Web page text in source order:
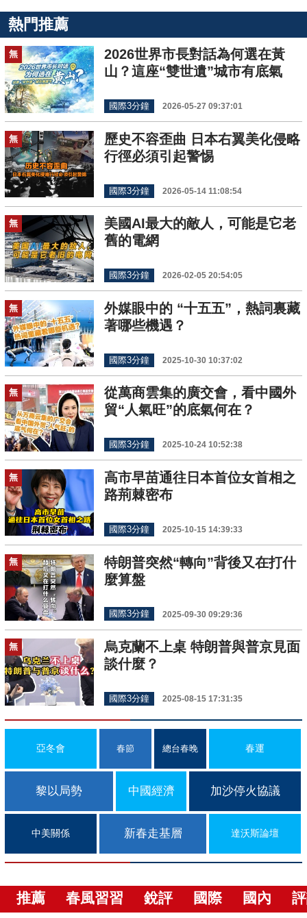
熱門推薦
無
2026世界市長對話為何選在黃
山？這座“雙世遺”城市有底氣
國際3分鐘 2026-05-27 09:37:01
無
歷史不容歪曲 日本右翼美化侵略
行徑必須引起警惕
國際3分鐘 2026-05-14 11:08:54
無
美國AI最大的敵人，可能是它老
舊的電網
國際3分鐘 2026-02-05 20:54:05
無
外媒眼中的 “十五五”，熱詞裏藏
著哪些機遇？
國際3分鐘 2025-10-30 10:37:02
無
從萬商雲集的廣交會，看中國外
貿“人氣旺”的底氣何在？
國際3分鐘 2025-10-24 10:52:38
無
高市早苗通往日本首位女首相之
路荊棘密布
國際3分鐘 2025-10-15 14:39:33
無
特朗普突然“轉向”背後又在打什
麼算盤
國際3分鐘 2025-09-30 09:29:36
無
烏克蘭不上桌 特朗普與普京見面
談什麼？
國際3分鐘 2025-08-15 17:31:35
亞冬會 春節 總台春晚 春運
黎以局勢 中國經濟 加沙停火協議
中美關係 新春走基層 達沃斯論壇
推薦 春風習習 銳評 國際 國內